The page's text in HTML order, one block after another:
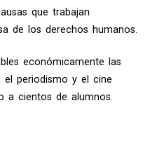
que trabajan
de los derechos humanos.
económicamente las
periodismo y el cine
a cientos de alumnos.